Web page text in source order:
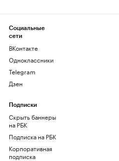
Социальные
сети
ВКонтакте
Одноклассники
Telegram
Дзен
Подписки
Скрыть баннеры
на РБК
Подписка на РБК
Корпоративная
подписка